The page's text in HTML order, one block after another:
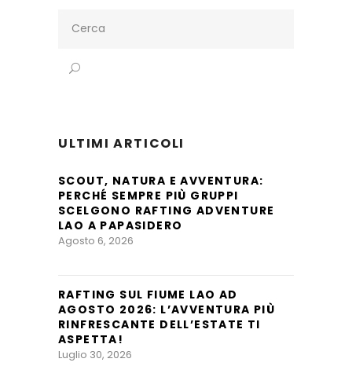
ULTIMI ARTICOLI
SCOUT, NATURA E AVVENTURA:
PERCHÉ SEMPRE PIÙ GRUPPI
SCELGONO RAFTING ADVENTURE
LAO A PAPASIDERO
Agosto 6, 2026
RAFTING SUL FIUME LAO AD
AGOSTO 2026: L’AVVENTURA PIÙ
RINFRESCANTE DELL’ESTATE TI
ASPETTA!
Luglio 30, 2026